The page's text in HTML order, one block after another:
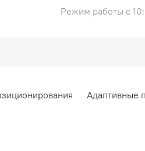
Режим работы с
Адаптивные